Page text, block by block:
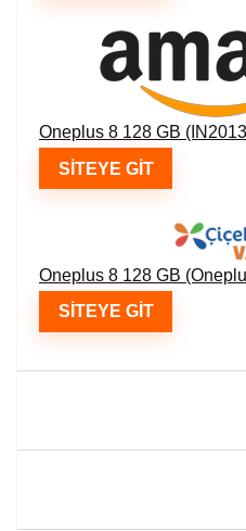
Oneplus 8 128 GB
SITEYE GIT
Oneplus 8 128 GB
SITEYE GIT